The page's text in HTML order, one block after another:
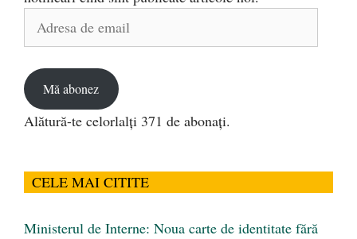
Adresa
Mă abonez
Alătură-te celorlalți 371 de abonați.
CELE MAI CITITE
Ministerul de Interne: Noua carte de identitate fără